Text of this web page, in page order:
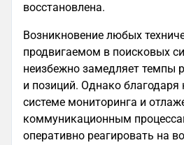
восстановлена.
Возникновение любых
продвигаемом в поисковых
неизбежно замедляет темпы
и позиций. Однако благодаря
системе мониторинга и
коммуникационным
оперативно реагировать на